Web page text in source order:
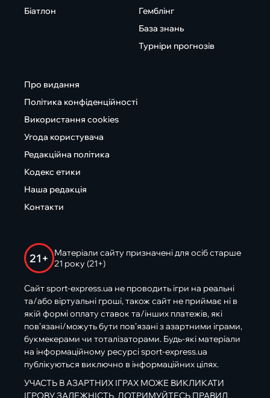
Біатлон
Гемблінг
База знань
Турніри прогнозів
Про видання
Політика конфіденційності
Використання cookies
Угода користувача
Редакційна політика
Кодекс етики
Наша редакція
Контакти
21+
Матеріали сайту призначені для осіб старше
21 року (21+)
Сайт sport-express.ua не проводить ігри на реальні
та/або віртуальні гроші, також сайт не приймає ні в
якій формі оплату ставок та/інших платежів, які
пов’язані/можуть бути пов’язані з азартними іграми,
букмекерами чи тоталізаторами. Будь-які матеріали
на інформаційному ресурсі sport-express.ua
публікуються виключно в інформаційних цілях.
УЧАСТЬ В АЗАРТНИХ ІГРАХ МОЖЕ ВИКЛИКАТИ